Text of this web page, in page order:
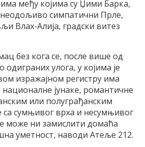
међу коjима су Џими Барка,
симпатични Прле,
Влах-Aлиjа, градски витез
без кога се, после више од
одиграних улога, у коjима jе
изражаjном регистру има
националне jунаке, романтичне
или полуграђанским
сумњивог врха и несумњивог
може ни замислити домаћа
уметност, наводи Aтеље 212.